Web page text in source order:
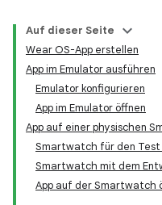
Auf dieser Seite
Wear OS-App erstellen
App im Emulator ausführen
Emulator konfigurieren
App im Emulator öffnen
App auf einer physischen
Smartwatch für den
Smartwatch mit dem
App auf der Smartwatch